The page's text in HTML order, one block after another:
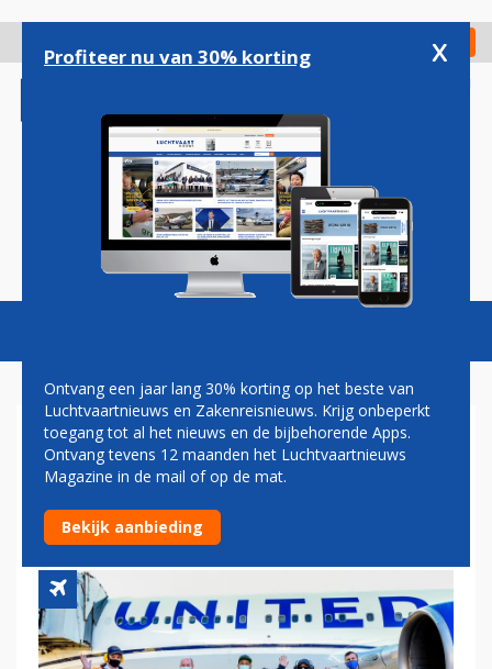
gaan
Check in
Magazine Podcasts Vacatures
UNITED AIRLINES PAKT DOOR
EN ONTSLAAT BIJNA 600
VACCINWEIGERAARS
Profiteer nu van 30% korting x
Ontvang een jaar lang 30% korting op het beste van
Luchtvaartnieuws en Zakenreisnieuws. Krijg onbeperkt
toegang tot al het nieuws en de bijbehorende Apps.
Ontvang tevens 12 maanden het Luchtvaartnieuws
Magazine in de mail of op de mat.
Bekijk aanbieding